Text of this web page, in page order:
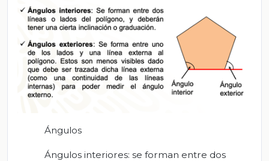
Ángulos
Ángulos interiores: se forman entre dos